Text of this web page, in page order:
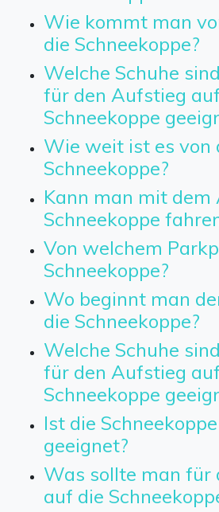
Wie kommt man
die Schneekoppe?
Welche Schuhe
für den Aufstieg
Schneekoppe
Wie weit ist es von
Schneekoppe?
Kann man mit dem
Schneekoppe
Von welchem
Schneekoppe?
Wo beginnt man
die Schneekoppe?
Welche Schuhe
für den Aufstieg
Schneekoppe
Ist die
geeignet?
Was sollte man für
auf die